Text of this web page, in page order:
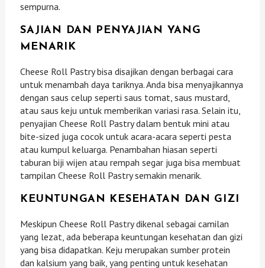
sempurna.
SAJIAN DAN PENYAJIAN YANG
MENARIK
Cheese Roll Pastry bisa disajikan dengan berbagai cara
untuk menambah daya tariknya. Anda bisa menyajikannya
dengan saus celup seperti saus tomat, saus mustard,
atau saus keju untuk memberikan variasi rasa. Selain itu,
penyajian Cheese Roll Pastry dalam bentuk mini atau
bite-sized juga cocok untuk acara-acara seperti pesta
atau kumpul keluarga. Penambahan hiasan seperti
taburan biji wijen atau rempah segar juga bisa membuat
tampilan Cheese Roll Pastry semakin menarik.
KEUNTUNGAN KESEHATAN DAN GIZI
Meskipun Cheese Roll Pastry dikenal sebagai camilan
yang lezat, ada beberapa keuntungan kesehatan dan gizi
yang bisa didapatkan. Keju merupakan sumber protein
dan kalsium yang baik, yang penting untuk kesehatan